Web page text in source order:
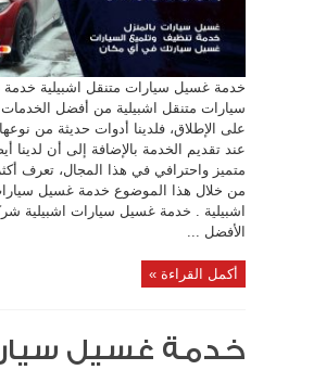
خدمة غسيل سيارات متنقل اشبيلية
سيارات متنقل اشبيلية من أفضل الخدمات
على الإطلاق، فلدينا أدوات حديثة من
عند تقديم الخدمة بالإضافة إلى أن لدينا
متميز واحترافي في هذا المجال، تعرف
من خلال هذا الموضوع خدمة غسيل
اشبيلية . خدمة غسيل سيارات اشبيلية
الأفضل ...
أكمل القراءة »
خدمة غسيل